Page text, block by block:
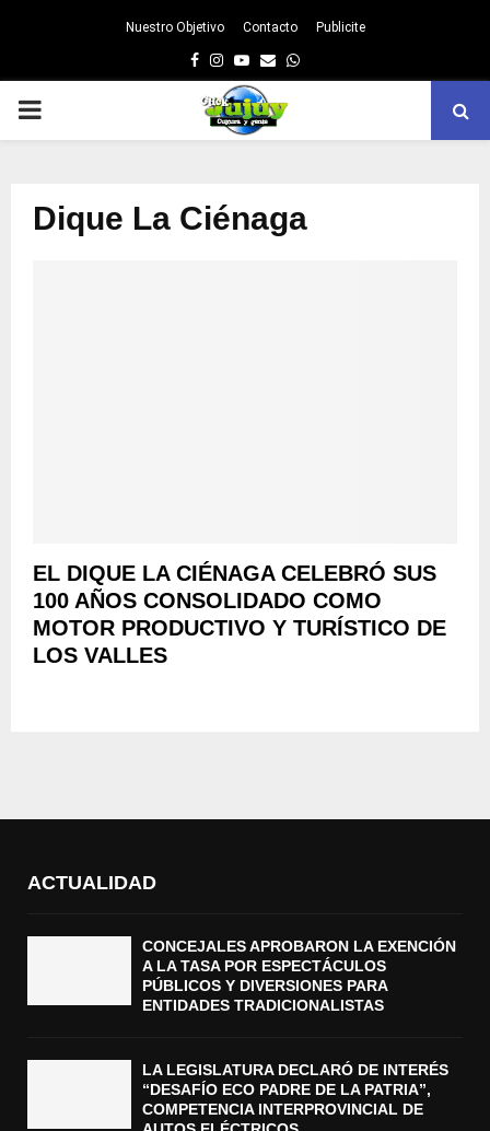
Nuestro Objetivo Contacto Publicite
Facebook
Instagram
Youtube
EmailWhatsapp
PRIMARY
Dique La Ciénaga
EL DIQUE LA CIÉNAGA CELEBRÓ SUS
100 AÑOS CONSOLIDADO COMO
MOTOR PRODUCTIVO Y TURÍSTICO DE
LOS VALLES
ACTUALIDAD
CONCEJALES APROBARON LA EXENCIÓN
A LA TASA POR ESPECTÁCULOS
PÚBLICOS Y DIVERSIONES PARA
ENTIDADES TRADICIONALISTAS
LA LEGISLATURA DECLARÓ DE INTERÉS
“DESAFÍO ECO PADRE DE LA PATRIA”,
COMPETENCIA INTERPROVINCIAL DE